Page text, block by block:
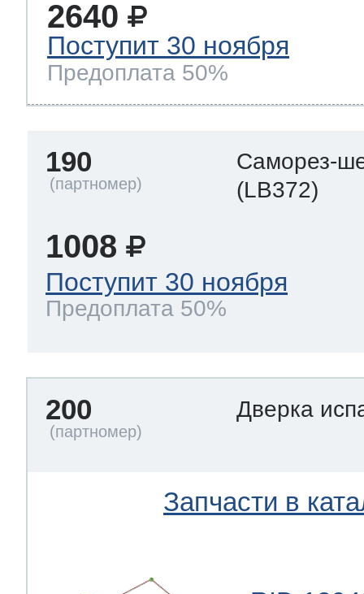
2640
Поступит 30 ноября
Предоплата 50%
190
Саморез-
(LB372)
1008
Поступит 30 ноября
Предоплата 50%
200 Дверка
Запчасти в